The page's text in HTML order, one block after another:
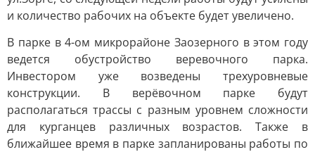
и количество рабочих на объекте будет увеличено.
В парке в 4-ом микрорайоне Заозерного в этом году
ведется обустройство веревочного парка.
Инвестором уже возведены трехуровневые
конструкции. В верёвочном парке будут
располагаться трассы с разным уровнем сложности
для курганцев различных возрастов. Также в
ближайшее время в парке запланированы работы по